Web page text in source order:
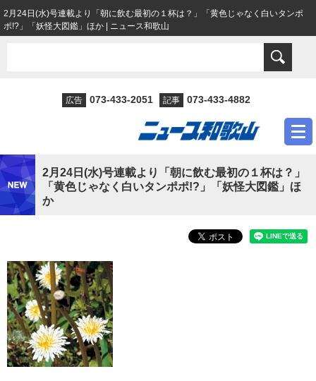
2月24日(水)号連載より「朝に飲む最初の１杯は？」「黄色じゃなく白いタンポ
ポ!?」「妖怪大図鑑」ほか | ニュース和歌山
広告 073-433-2051 記事 073-433-4882
2月24日(水)号連載より「朝に飲む最初の１杯は？」
「黄色じゃなく白いタンポポ!?」「妖怪大図鑑」ほ
か